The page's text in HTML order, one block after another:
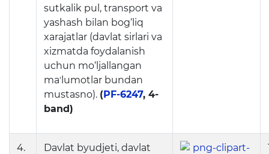
Axborot xizmati
Matbuot anjumanlari
Konferensiyalar
Yordam
Akkreditatsiya
sutkalik pul, transport va
yashash bilan bog‘liq
xarajatlar (davlat sirlari va
xizmatda foydalanish
uchun mo‘ljallangan
maʼlumotlar bundan
mustasno). (PF-6247, 4-
band)
4.
Davlat byudjeti, davlat